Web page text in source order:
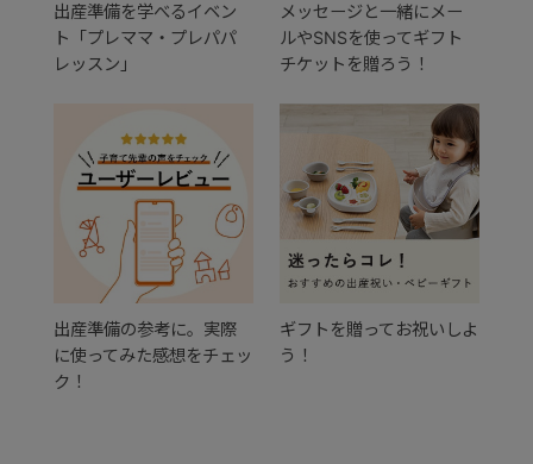
出産準備を学べるイベン
ト「プレママ・プレパパ
レッスン」
メッセージと一緒にメー
ルやSNSを使ってギフト
チケットを贈ろう！
出産準備の参考に。実際
に使ってみた感想をチェッ
ク！
ギフトを贈ってお祝いしよ
う！